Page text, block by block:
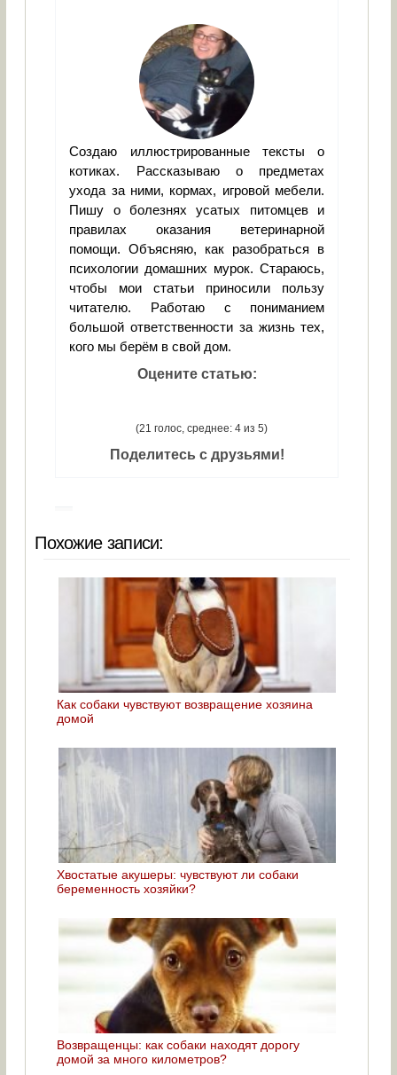
Создаю иллюстрированные тексты о
котиках. Рассказываю о предметах
ухода за ними, кормах, игровой мебели.
Пишу о болезнях усатых питомцев и
правилах оказания ветеринарной
помощи. Объясняю, как разобраться в
психологии домашних мурок. Стараюсь,
чтобы мои статьи приносили пользу
читателю. Работаю с пониманием
большой ответственности за жизнь тех,
кого мы берём в свой дом.
Оцените статью:
(21 голос, среднее: 4 из 5)
Поделитесь с друзьями!
Похожие записи:
Как собаки чувствуют возвращение хозяина
домой
Хвостатые акушеры: чувствуют ли собаки
беременность хозяйки?
Возвращенцы: как собаки находят дорогу
домой за много километров?